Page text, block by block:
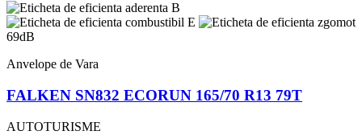
B
E
69dB
Anvelope de Vara
FALKEN SN832 ECORUN 165/70 R13 79T
AUTOTURISME